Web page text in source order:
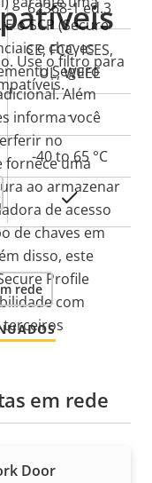
o SCP (Secure
e chaves
Seguro
Além
informa você
no
fornece uma
ao armazenar
de acesso
de chaves em
disso, este
Profile
com
terceiros
62368-1 ed.3
CE, FCC, ICES,
UL, WEEE
-
-40 to 65 °C
Sim
Use o filtro para
rede
em rede
Door